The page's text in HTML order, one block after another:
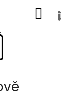
KOŠÍK